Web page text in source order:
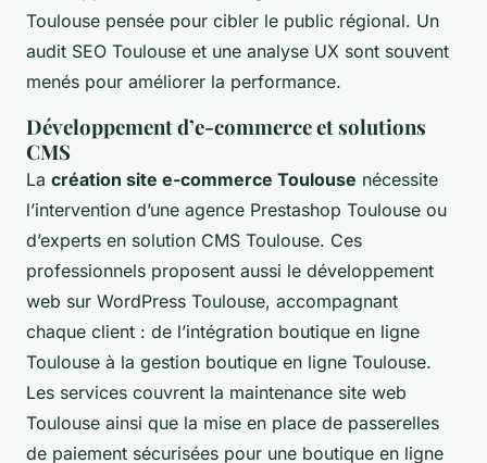
Toulouse pensée pour cibler le public régional. Un
audit SEO Toulouse et une analyse UX sont souvent
menés pour améliorer la performance.
Développement d’e-commerce et solutions
CMS
La création site e-commerce Toulouse nécessite
l’intervention d’une agence Prestashop Toulouse ou
d’experts en solution CMS Toulouse. Ces
professionnels proposent aussi le développement
web sur WordPress Toulouse, accompagnant
chaque client : de l’intégration boutique en ligne
Toulouse à la gestion boutique en ligne Toulouse.
Les services couvrent la maintenance site web
Toulouse ainsi que la mise en place de passerelles
de paiement sécurisées pour une boutique en ligne